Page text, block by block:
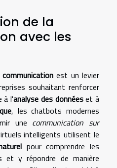
de la
avec les
est un levier
souhaitant renforcer
à l'analyse des donnéeset à
, les chatbots modernes
une communication sur
intelligents utilisent le
pour comprendre les
et y répondre de manière